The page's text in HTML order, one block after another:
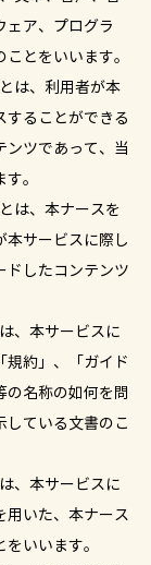
ェア、プログラ
とをいいます。
は、利用者が本
することができる
ンツであって、当
。
は、本ナースを
本サービスに際し
ドしたコンテンツ
、本サービスに
規約」、「ガイド
の名称の如何を問
している文書のこ
、本サービスに
用いた、本ナース
いいます。